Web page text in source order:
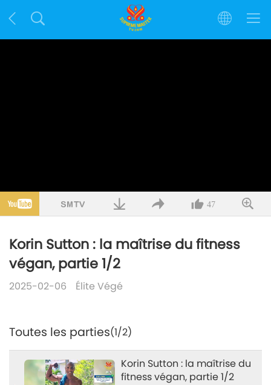
47
Korin Sutton : la maîtrise du fitness
végan, partie 1/2
2025-02-06 Élite Végé
Toutes les parties(1/2)
Korin Sutton : la maîtrise du
fitness végan, partie 1/2